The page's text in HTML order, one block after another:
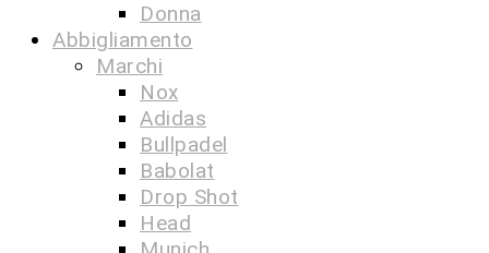
Donna
Abbigliamento
Marchi
Nox
Adidas
Bullpadel
Babolat
Drop Shot
Head